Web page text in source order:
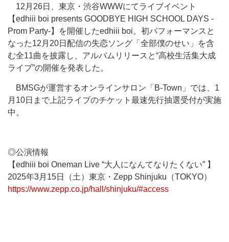
12月26日、東京・渋谷WWWにてライブイベント
【edhiii boi presents GOODBYE HIGH SCHOOL DAYS -
Prom Party-】を開催したedhiii boi。初パフォーマンスと
なった12月20日配信の失恋ソング「全部僕のせい」を含
む全11曲を披露し、アルバムリリースと“高校生活集大成
ライブ”の開催を発表した。
BMSGが運営するオンラインサロン「B-Town」では、1
月10日まで上記ライブのチケット最速先行抽選受付が実施
中。
◎公演情報
【edhiii boi Oneman Live “大人になんてなりたくない” 】
2025年3月15日（土）東京・Zepp Shinjuku（TOKYO）
https://www.zepp.co.jp/hall/shinjuku/#access